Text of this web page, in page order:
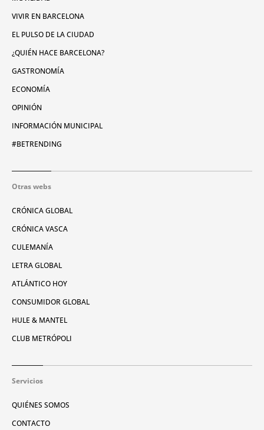
VIVIR EN BARCELONA
EL PULSO DE LA CIUDAD
¿QUIÉN HACE BARCELONA?
GASTRONOMÍA
ECONOMÍA
OPINIÓN
INFORMACIÓN MUNICIPAL
#BETRENDING
Otras webs
CRÓNICA GLOBAL
CRÓNICA VASCA
CULEMANÍA
LETRA GLOBAL
ATLÁNTICO HOY
CONSUMIDOR GLOBAL
HULE & MANTEL
CLUB METRÓPOLI
Servicios
QUIÉNES SOMOS
CONTACTO